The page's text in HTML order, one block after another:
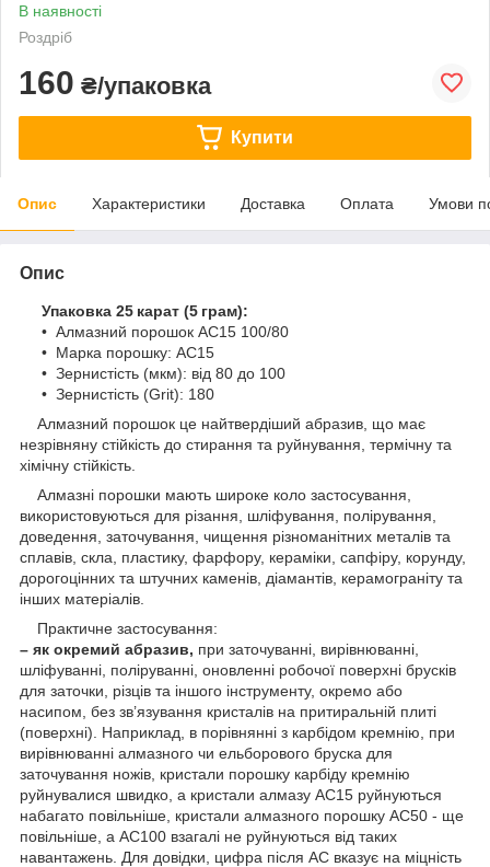
В наявності
Роздріб
160 ₴/упаковка
Купити
Опис Характеристики Доставка Оплата Умови
Опис
Упаковка 25 карат (5 грам):
• Алмазний порошок АС15 100/80
• Марка порошку: АС15
• Зернистість (мкм): від 80 до 100
• Зернистість (Grit): 180
Алмазний порошок це найтвердіший абразив, що має
незрівняну стійкість до стирання та руйнування, термічну та
хімічну стійкість.
Алмазні порошки мають широке коло застосування,
використовуються для різання, шліфування, полірування,
доведення, заточування, чищення різноманітних металів та
сплавів, скла, пластику, фарфору, кераміки, сапфіру, корунду,
дорогоцінних та штучних каменів, діамантів, керамограніту та
інших матеріалів.
Практичне застосування:
– як окремий абразив, при заточуванні, вирівнюванні,
шліфуванні, поліруванні, оновленні робочої поверхні брусків
для заточки, різців та іншого інструменту, окремо або
насипом, без зв’язування кристалів на притиральній плиті
(поверхні). Наприклад, в порівнянні з карбідом кремнію, при
вирівнюванні алмазного чи ельборового бруска для
заточування ножів, кристали порошку карбіду кремнію
руйнувалися швидко, а кристали алмазу АС15 руйнуються
набагато повільніше, кристали алмазного порошку АС50 - ще
повільніше, а АС100 взагалі не руйнуються від таких
навантажень. Для довідки, цифра після АС вказує на міцність